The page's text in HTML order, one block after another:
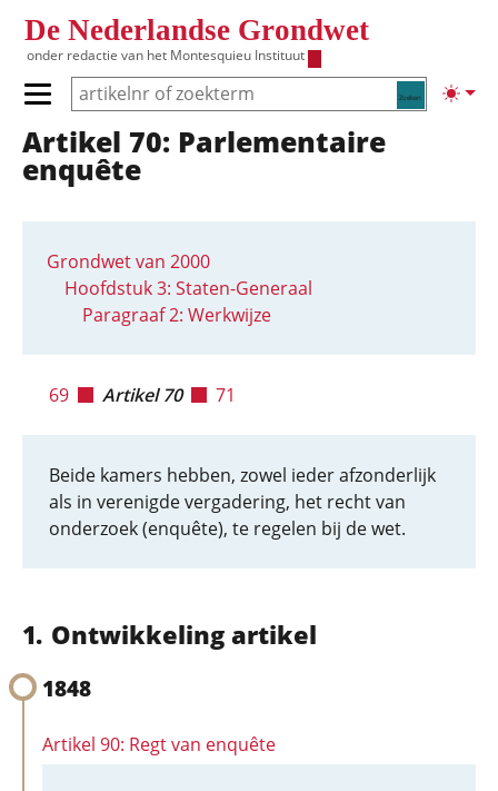
De Nederlandse Grondwet
onder redactie van het Montesquieu Instituut
Zoeken
Primair menu tonen/verbergen
Hoofdnavigatie
Artikel 70: Parlementaire
enquête
Grondwet van 2000
Hoofdstuk 3: Staten-Generaal
Paragraaf 2: Werkwijze
69 Artikel 70 71
Beide kamers hebben, zowel ieder afzonderlijk
als in verenigde vergadering, het recht van
onderzoek (enquête), te regelen bij de wet.
Ontwikkeling artikel
1848
Artikel 90: Regt van enquête